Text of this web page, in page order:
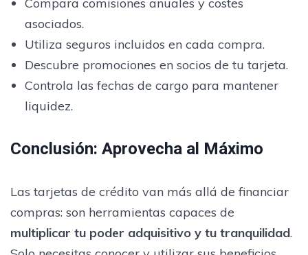
asociados.
Utiliza seguros incluidos en cada compra.
Descubre promociones en socios de tu tarjeta.
Controla las fechas de cargo para mantener
liquidez.
Conclusión: Aprovecha al Máximo
Las tarjetas de crédito van más allá de financiar
compras: son herramientas capaces de
multiplicar tu poder adquisitivo y tu tranquilidad.